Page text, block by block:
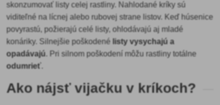
skonzumovať listy celej rastliny. Nahlodané kríky sú
viditeľné na lícnej alebo rubovej strane listov. Keď húsenice
povyrastú, požierajú celé listy, ohlodávajú aj mladé
konáriky. Silnejšie poškodené listy vysychajú a
opadávajú. Pri silnom poškodení môžu rastliny totálne
odumrieť.
Ako nájsť vijačku v kríkoch?